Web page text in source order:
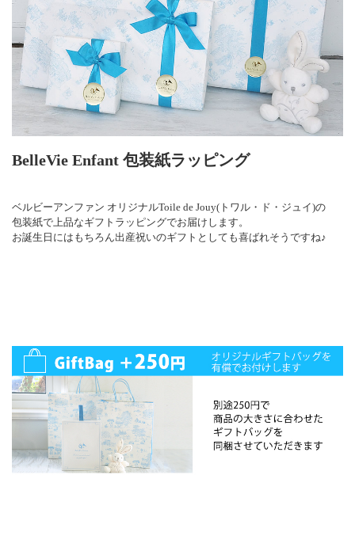
BelleVie Enfant 包装紙ラッピング
ベルビーアンファン オリジナルToile de Jouy(トワル・ド・ジュイ)の
包装紙で上品なギフトラッピングでお届けします。
お誕生日にはもちろん出産祝いのギフトとしても喜ばれそうですね♪